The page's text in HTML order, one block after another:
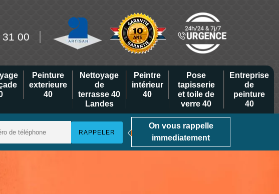
00
Peinture
exterieure
40
Nettoyage
de
terrasse 40
Landes
Peintre
intérieur
40
Pose
tapisserie
et toile de
verre 40
Entreprise
de
peinture
40
On vous rappelle
immediatement